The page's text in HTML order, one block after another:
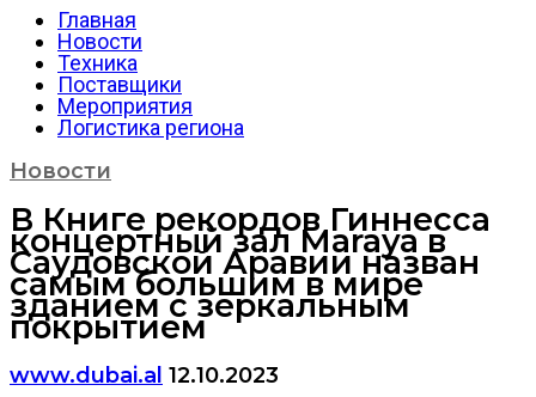
Главная
Новости
Техника
Поставщики
Мероприятия
Логистика региона
Новости
В Книге рекордов Гиннесса
концертный зал Maraya в
Саудовской Аравии назван
самым большим в мире
зданием с зеркальным
покрытием
www.dubai.al 12.10.2023